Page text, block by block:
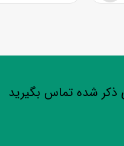
ذکر شده تماس بگیرید